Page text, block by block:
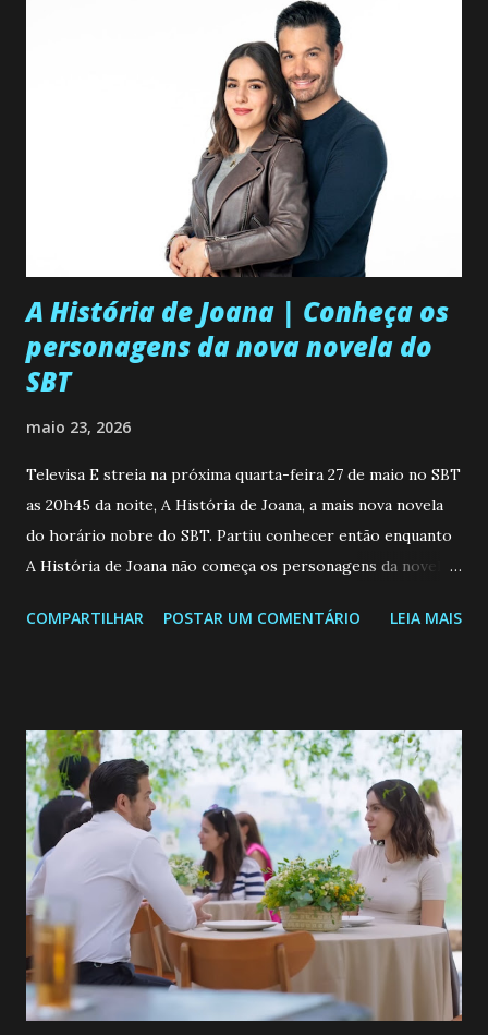
A História de Joana | Conheça os
personagens da nova novela do
SBT
maio 23, 2026
Televisa E streia na próxima quarta-feira 27 de maio no SBT
as 20h45 da noite, A História de Joana, a mais nova novela
do horário nobre do SBT. Partiu conhecer então enquanto
A História de Joana não começa os personagens da novela?
de 25/05/26 a 31/05/26 JOANA GUADALUPE (Camila
permanecer virgem até encontrar o homem que realmente
ama, o que não é fácil, já que dedica todas as suas energias a
se aprimorar, trabalhando, estudando e se orgulhando de
ser a primeira mulher da família a ingressar na
universidade. Ela tem uma personalidade muito alegre, é
muito madura para a idade, determinada, criativa e
empática. Detesta injustiças e é uma ótima amiga. Pode ser
teimosa e muito persistente quando decide fazer algo.
Durante um exame ginecológico, ela é inseminada por eng...
COMPARTILHAR POSTAR UM COMENTÁRIO LEIA MAIS